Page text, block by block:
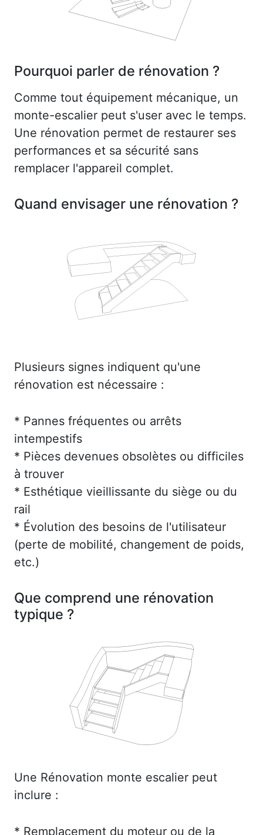
Pourquoi parler de rénovation ?
Comme tout équipement mécanique, un
monte-escalier peut s'user avec le temps.
Une rénovation permet de restaurer ses
performances et sa sécurité sans
remplacer l'appareil complet.
Quand envisager une rénovation ?
Plusieurs signes indiquent qu'une
rénovation est nécessaire :
* Pannes fréquentes ou arrêts
intempestifs
* Pièces devenues obsolètes ou difficiles
à trouver
* Esthétique vieillissante du siège ou du
rail
* Évolution des besoins de l'utilisateur
(perte de mobilité, changement de poids,
etc.)
Que comprend une rénovation
typique ?
Une Rénovation monte escalier peut
inclure :
* Remplacement du moteur ou de la